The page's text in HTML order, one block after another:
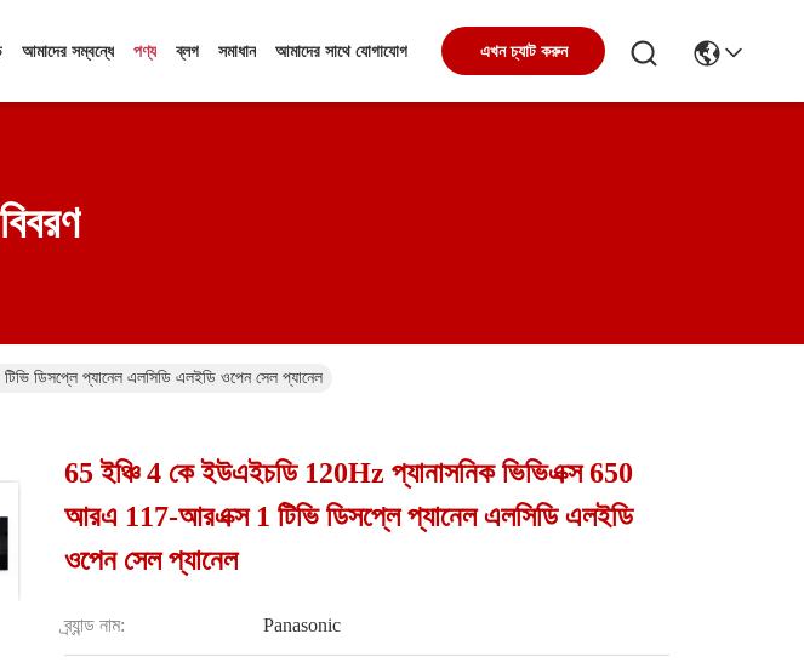
আমাদের সম্বন্ধে পণ্য ব্লগ সমাধান আমাদের সাথে যোগাযোগ এখন চ্যাট করুন
ডিসপ্লে প্যানেল এলসিডি এলইডি ওপেন সেল প্যানেল
65 ইঞ্চি 4 কে ইউএইচডি 120Hz প্যানাসনিক ভিভিএক্স 650
আরএ 117-আরএক্স 1 টিভি ডিসপ্লে প্যানেল এলসিডি এলইডি
ওপেন সেল প্যানেল
ব্র্যান্ড নাম: Panasonic